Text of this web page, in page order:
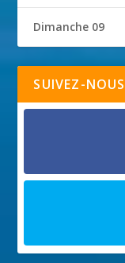
Dimanche 09
SUIVEZ-NOUS